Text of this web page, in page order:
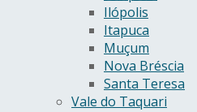
Ilópolis
Itapuca
Muçum
Nova Bréscia
Santa Teresa
Vale do Taquari